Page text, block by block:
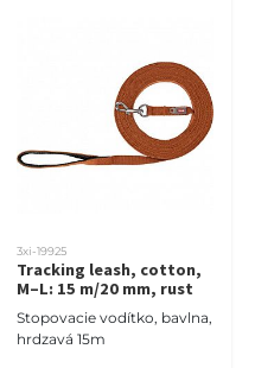
3xi-19925
Tracking leash, cotton,
M–L: 15 m/20 mm, rust
Stopovacie vodítko, bavlna,
hrdzavá 15m